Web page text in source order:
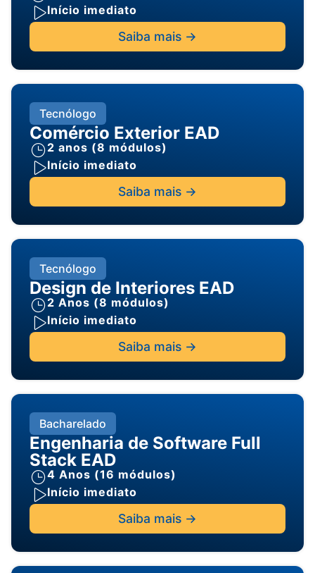
Início imediato
Saiba mais ->
Tecnólogo
Comércio Exterior EAD
2 anos (8 módulos)
Início imediato
Saiba mais ->
Tecnólogo
Design de Interiores EAD
2 Anos (8 módulos)
Início imediato
Saiba mais ->
Bacharelado
Engenharia de Software Full
Stack EAD
4 Anos (16 módulos)
Início imediato
Saiba mais ->